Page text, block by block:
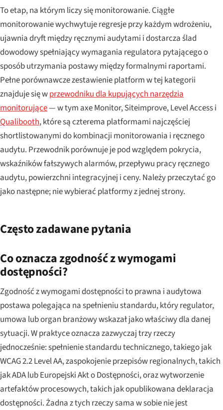
To etap, na którym liczy się monitorowanie. Ciągłe
monitorowanie wychwytuje regresje przy każdym wdrożeniu,
ujawnia dryft między ręcznymi audytami i dostarcza ślad
dowodowy spełniający wymagania regulatora pytającego o
sposób utrzymania postawy między formalnymi raportami.
Pełne porównawcze zestawienie platform w tej kategorii
znajduje się wprzewodniku dla kupujących narzędzia
monitorujące— w tym axe Monitor, Siteimprove, Level Access i
Qualibooth, które są czterema platformami najczęściej
shortlistowanymi do kombinacji monitorowania i ręcznego
audytu. Przewodnik porównuje je pod względem pokrycia,
wskaźników fałszywych alarmów, przepływu pracy ręcznego
audytu, powierzchni integracyjnej i ceny. Należy przeczytać go
jako następne; nie wybierać platformy z jednej strony.
Często zadawane pytania
Co oznacza zgodność z wymogami
dostępności?
Zgodność z wymogami dostępności to prawna i audytowa
postawa polegająca na spełnieniu standardu, który regulator,
umowa lub organ branżowy wskazał jako właściwy dla danej
sytuacji. W praktyce oznacza zazwyczaj trzy rzeczy
jednocześnie: spełnienie standardu technicznego, takiego jak
WCAG 2.2 Level AA, zaspokojenie przepisów regionalnych, takich
jak ADA lub Europejski Akt o Dostępności, oraz wytworzenie
artefaktów procesowych, takich jak opublikowana deklaracja
dostępności. Żadna z tych rzeczy sama w sobie nie jest